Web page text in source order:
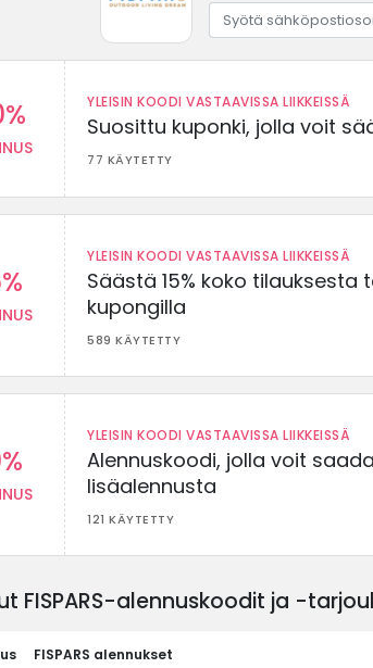
YLEISIN KOODI VASTAAVISSA LIIKKEISSÄ
Suosittu kuponki, jolla voit
77 KÄYTETTY
YLEISIN KOODI VASTAAVISSA LIIKKEISSÄ
Säästä 15% koko tilauksesta
kupongilla
589 KÄYTETTY
YLEISIN KOODI VASTAAVISSA LIIKKEISSÄ
Alennuskoodi, jolla voit saada
lisäalennusta
121 KÄYTETTY
FISPARS-alennuskoodit ja -
FISPARS alennukset